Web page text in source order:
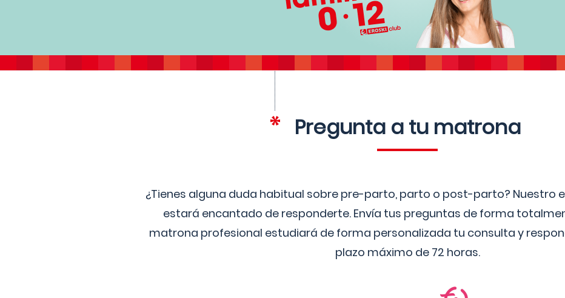
Pregunta a tu matrona
¿Tienes alguna duda habitual sobre pre-parto, parto o post-parto? Nuestro
estará encantado de responderte. Envía tus preguntas de forma
matrona profesional estudiará de forma personalizada tu consulta y
plazo máximo de 72 horas.